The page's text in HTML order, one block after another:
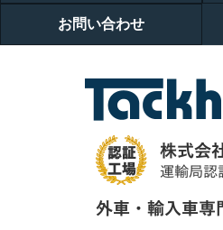
お問い合わせ